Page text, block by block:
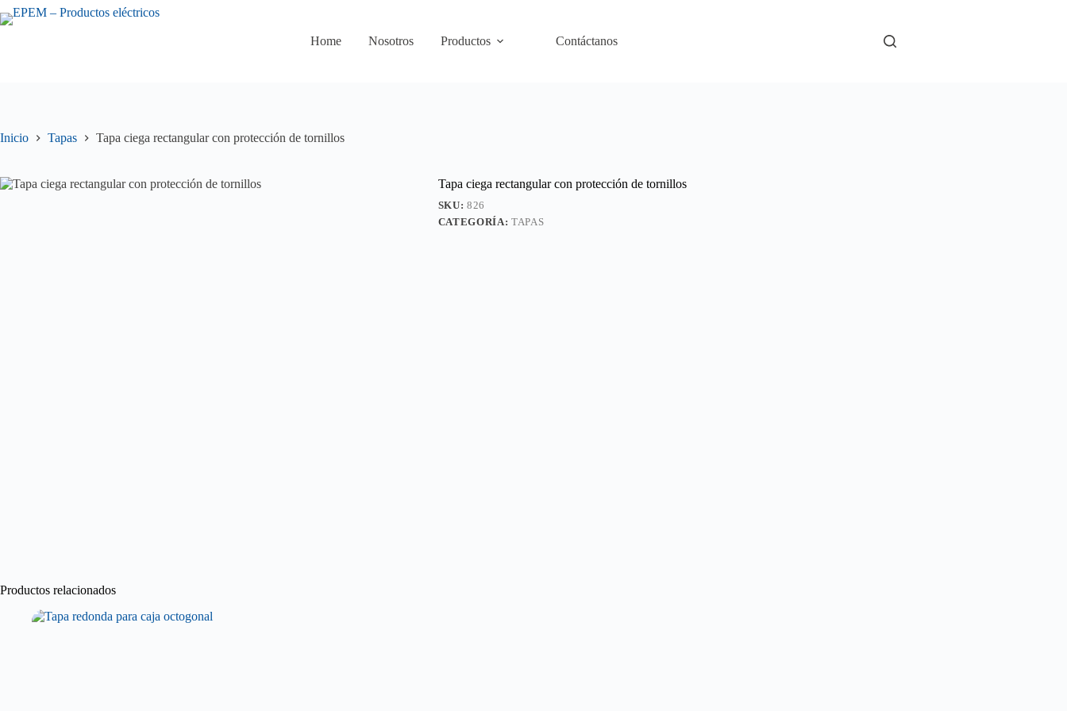
Saltar
al
Home Nosotros Productos Contáctanos
Inicio Tapas Tapa ciega rectangular con protección de tornillos
Tapa ciega rectangular con protección de tornillos
SKU:826
CATEGORÍA: TAPAS
Productos relacionados